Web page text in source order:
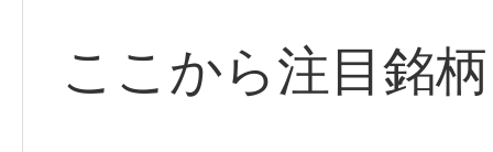
ここから注目銘柄